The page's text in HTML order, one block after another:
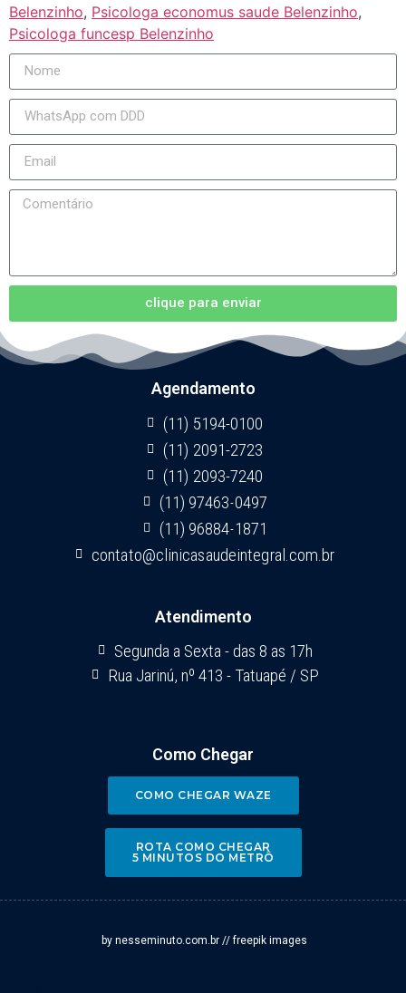
Belenzinho, Psicologa economus saude Belenzinho,
Psicologa funcesp Belenzinho
clique para enviar
Agendamento
(11) 5194-0100
(11) 2091-2723
(11) 2093-7240
(11) 97463-0497
(11) 96884-1871
contato@clinicasaudeintegral.com.br
Atendimento
Segunda a Sexta - das 8 as 17h
Rua Jarinú, nº 413 - Tatuapé / SP
Como Chegar
COMO CHEGAR WAZE
ROTA COMO CHEGAR
5 MINUTOS DO METRÔ
by nesseminuto.com.br // freepik images